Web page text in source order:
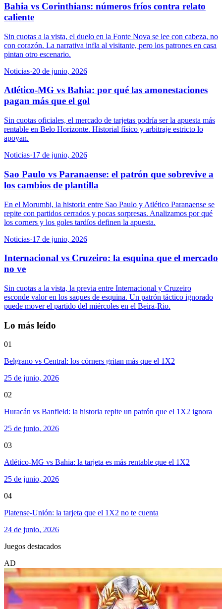
Bahia vs Corinthians: números fríos contra relato
caliente
Sin cuotas a la vista, el duelo en la Fonte Nova se lee con cabeza, no
con corazón. La narrativa infla al visitante, pero los patrones en casa
pintan otro escenario.
Noticias·20 de junio, 2026
Atlético-MG vs Bahia: por qué las amonestaciones
pagan más que el gol
Sin cuotas oficiales, el mercado de tarjetas podría ser la apuesta más
rentable en Belo Horizonte. Historial físico y arbitraje estricto lo
apoyan.
Noticias·17 de junio, 2026
Sao Paulo vs Paranaense: el patrón que sobrevive a
los cambios de plantilla
En el Morumbi, la historia entre Sao Paulo y Atlético Paranaense se
repite con partidos cerrados y pocas sorpresas. Analizamos por qué
los corners y los goles tardíos definen la apuesta.
Noticias·17 de junio, 2026
Internacional vs Cruzeiro: la esquina que el mercado
no ve
Sin cuotas a la vista, la previa entre Internacional y Cruzeiro
esconde valor en los saques de esquina. Un patrón táctico ignorado
puede mover el partido del miércoles en el Beira-Rio.
Lo más leído
01
Belgrano vs Central: los córners gritan más que el 1X2
25 de junio, 2026
02
Huracán vs Banfield: la historia repite un patrón que el 1X2 ignora
25 de junio, 2026
03
Atlético-MG vs Bahia: la tarjeta es más rentable que el 1X2
25 de junio, 2026
04
Platense-Unión: la tarjeta que el 1X2 no te cuenta
24 de junio, 2026
Juegos destacados
AD